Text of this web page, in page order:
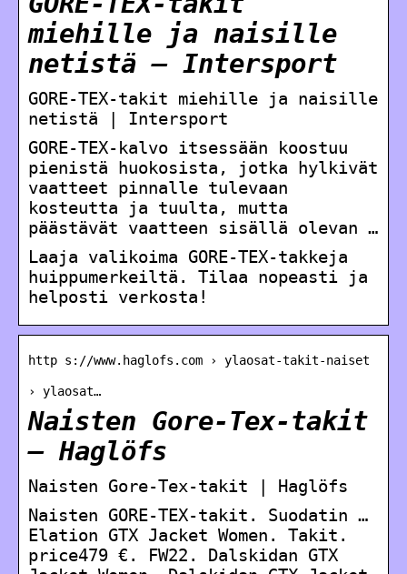
miehille ja naisille
netistä – Intersport
GORE-TEX-takit miehille ja naisille
netistä | Intersport
GORE-TEX-kalvo itsessään koostuu
pienistä huokosista, jotka hylkivät
vaatteet pinnalle tulevaan
kosteutta ja tuulta, mutta
päästävät vaatteen sisällä olevan …
Laaja valikoima GORE-TEX-takkeja
huippumerkeiltä. Tilaa nopeasti ja
helposti verkosta!
http s://www.haglofs.com › ylaosat-takit-naiset
› ylaosat…
Naisten Gore-Tex-takit
– Haglöfs
Naisten Gore-Tex-takit | Haglöfs
Naisten GORE-TEX-takit. Suodatin …
Elation GTX Jacket Women. Takit.
price479 €. FW22. Dalskidan GTX